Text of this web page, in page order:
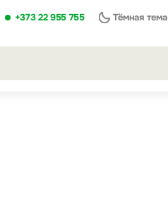
+373 22 955 755 Тёмная тема